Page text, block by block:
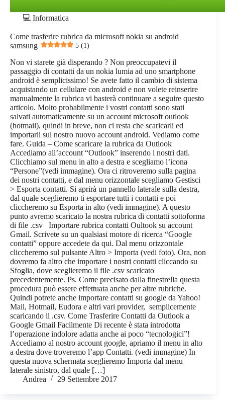
💻 Informatica
Come trasferire rubrica da microsoft nokia su android
samsung
5 (1)
Non vi starete già disperando ? Non preoccupatevi il
passaggio di contatti da un nokia lumia ad uno smartphone
android è semplicissimo! Se avete fatto il cambio di sistema
acquistando un cellulare con android e non volete reinserire
manualmente la rubrica vi basterà continuare a seguire questo
articolo. Molto probabilmente i vostri contatti sono stati
salvati automaticamente su un account microsoft outlook
(hotmail), quindi in breve, non ci resta che scaricarli ed
importarli sul nostro nuovo account android. Vediamo come
fare. Guida – Come scaricare la rubrica da Outlook
Accediamo all’account “Outlook” inserendo i nostri dati.
Clicchiamo sul menu in alto a destra e scegliamo l’icona
“Persone”(vedi immagine). Ora ci ritroveremo sulla pagina
dei nostri contatti, e dal menu orizzontale scegliamo Gestisci
> Esporta contatti. Si aprirà un pannello laterale sulla destra,
dal quale sceglieremo ti esportare tutti i contatti e poi
cliccheremo su Esporta in alto (vedi immagine). A questo
punto avremo scaricato la nostra rubrica di contatti sottoforma
di file .csv Importare rubrica contatti Oultook su account
Gmail. Scrivete su un qualsiasi motore di ricerca “Google
contatti” oppure accedete da qui. Dal menu orizzontale
cliccheremo sul pulsante Altro > Importa (vedi foto). Ora, non
dovremo fa altro che importare i nostri contatti cliccando su
Sfoglia, dove sceglieremo il file .csv scaricato
precedentemente. Ps. Come precisato dalla finestrella questa
procedura può essere effettuata anche per altre rubriche.
Quindi potrete anche importare contatti su google da Yahoo!
Mail, Hotmail, Eudora e altri vari provider, semplicemente
scaricando il .csv. Come Trasferire Contatti da Outlook a
Google Gmail Facilmente Di recente è stata introdotta
l’operazione indolore adatta anche ai poco “tecnologici”!
Accediamo al nostro account google, apriamo il menu in alto
a destra dove troveremo l’app Contatti. (vedi immagine) In
questa nuova schermata sceglieremo Importa dal menu
laterale sinistro, dal quale […]
Andrea
29 Settembre 2017